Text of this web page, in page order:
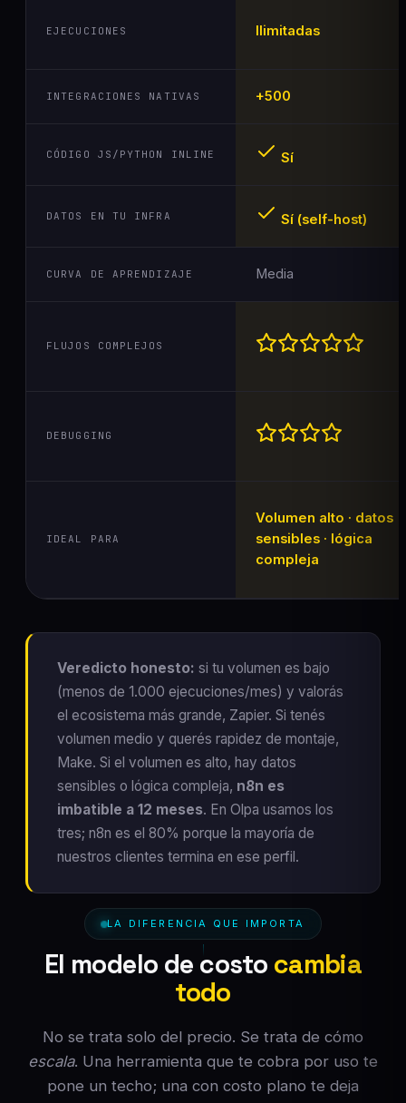
EJECUCIONES Ilimitadas
INTEGRACIONES NATIVAS +500
CÓDIGO JS/PYTHON INLINE Sí
DATOS EN TU INFRA Sí (self-host)
CURVA DE APRENDIZAJE Media
FLUJOS COMPLEJOS
DEBUGGING
IDEAL PARA
Volumen alto · datos
sensibles · lógica
compleja
Veredicto honesto: si tu volumen es bajo
(menos de 1.000 ejecuciones/mes) y valorás
el ecosistema más grande, Zapier. Si tenés
volumen medio y querés rapidez de montaje,
Make. Si el volumen es alto, hay datos
sensibles o lógica compleja, n8n es
imbatible a 12 meses. En Olpa usamos los
tres; n8n es el 80% porque la mayoría de
nuestros clientes termina en ese perfil.
LA DIFERENCIA QUE IMPORTA
El modelo de costo cambia
todo
No se trata solo del precio. Se trata de cómo
escala. Una herramienta que te cobra por uso te
pone un techo; una con costo plano te deja